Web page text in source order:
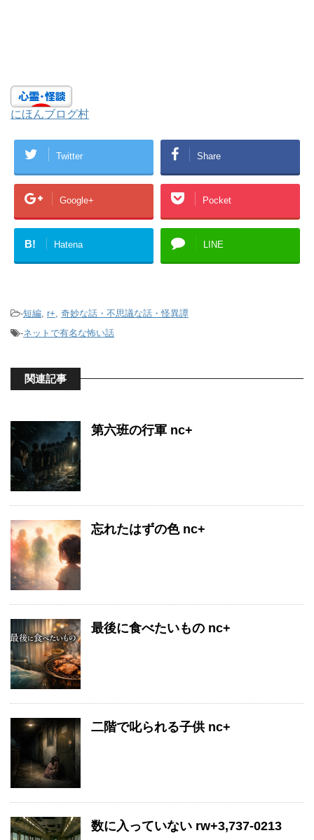
にほんブログ村
Twitter Share
Google+ Pocket
B! Hatena LINE
-短編 r+ 奇妙な話・不思議な話・怪異譚
-ネットで有名な怖い話
関連記事
第六班の行軍 nc+
忘れたはずの色 nc+
最後に食べたいもの nc+
二階で叱られる子供 nc+
数に入っていない rw+3,737-0213